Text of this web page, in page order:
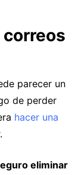
parecer un
de perder
hacer una
eliminar